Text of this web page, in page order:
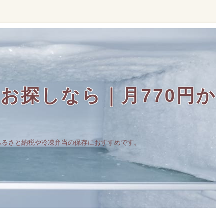
探しなら｜月770円か
さと納税や冷凍弁当の保存におすすめです。